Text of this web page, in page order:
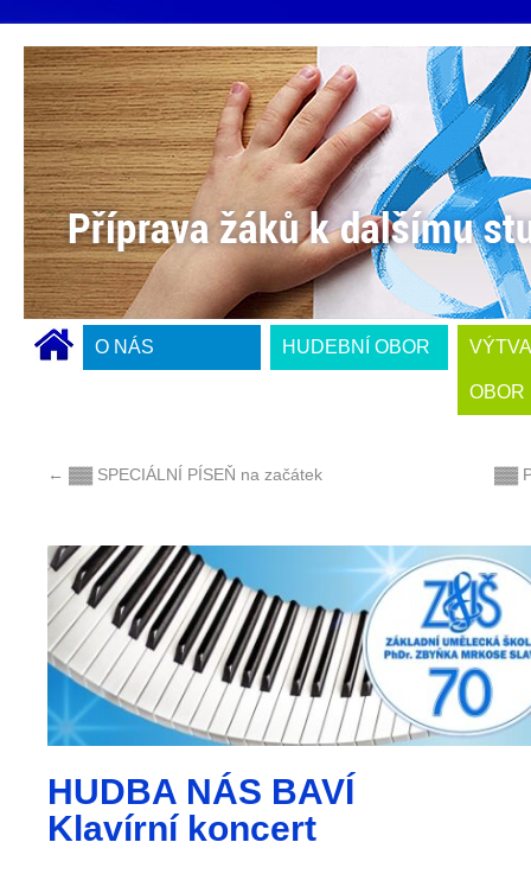
O NÁS HUDEBNÍ OBOR
OBOR
← ▓▓ SPECIÁLNÍ PÍSEŇ na začátek ▓▓
HUDBA NÁS BAVÍ
Klavírní koncert